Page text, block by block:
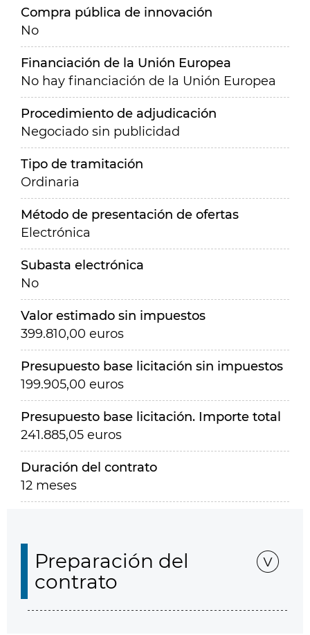
Compra pública de innovación
No
Financiación de la Unión Europea
No hay financiación de la Unión Europea
Procedimiento de adjudicación
Negociado sin publicidad
Tipo de tramitación
Ordinaria
Método de presentación de ofertas
Electrónica
Subasta electrónica
No
Valor estimado sin impuestos
399.810,00 euros
Presupuesto base licitación sin impuestos
199.905,00 euros
Presupuesto base licitación. Importe total
241.885,05 euros
Duración del contrato
12 meses
Preparación del
contrato